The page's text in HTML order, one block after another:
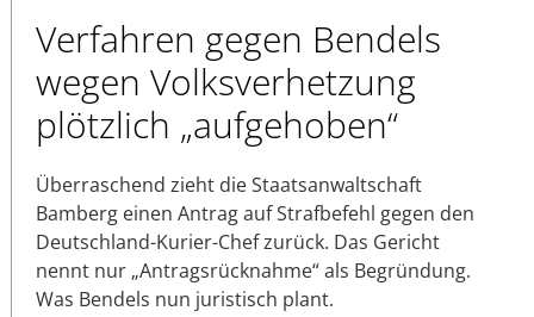
Verfahren gegen Bendels
wegen Volksverhetzung
plötzlich „aufgehoben“
Überraschend zieht die Staatsanwaltschaft
Bamberg einen Antrag auf Strafbefehl gegen den
Deutschland-Kurier-Chef zurück. Das Gericht
nennt nur „Antragsrücknahme“ als Begründung.
Was Bendels nun juristisch plant.